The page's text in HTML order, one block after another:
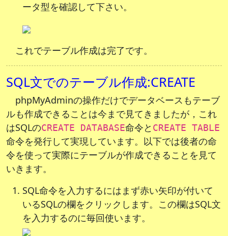
ータ型を確認して下さい。
これでテーブル作成は完了です。
SQL文でのテーブル作成:CREATE
phpMyAdminの操作だけでデータベースもテーブ
ルも作成できることは今まで見てきましたが，これ
はSQLのCREATE DATABASE命令と CREATE TABLE
命令を発行して実現しています。以下では後者の命
令を使って実際にテーブルが作成できることを見て
いきます。
SQL命令を入力するにはまず赤い矢印が付いて
いるSQLの欄をクリックします。この欄はSQL文
を入力するのに毎回使います。